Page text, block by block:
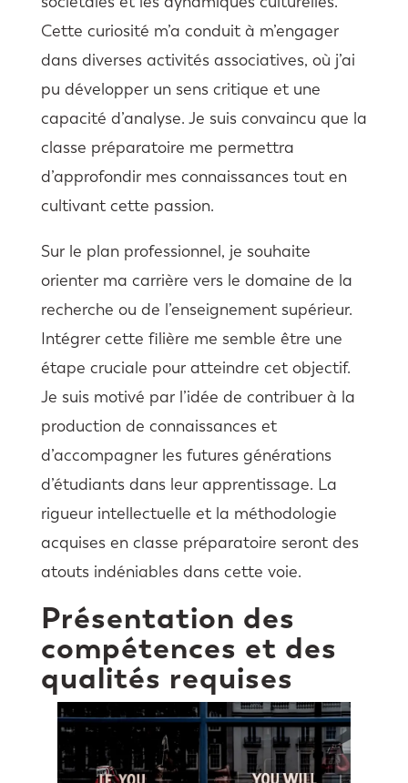
Cette curiosité m’a conduit à m’engager
dans diverses activités associatives, où j’ai
pu développer un sens critique et une
capacité d’analyse. Je suis convaincu que la
classe préparatoire me permettra
d’approfondir mes connaissances tout en
cultivant cette passion.
Sur le plan professionnel, je souhaite
orienter ma carrière vers le domaine de la
recherche ou de l’enseignement supérieur.
Intégrer cette filière me semble être une
étape cruciale pour atteindre cet objectif.
Je suis motivé par l’idée de contribuer à la
production de connaissances et
d’accompagner les futures générations
d’étudiants dans leur apprentissage. La
rigueur intellectuelle et la méthodologie
acquises en classe préparatoire seront des
atouts indéniables dans cette voie.
Présentation des
compétences et des
qualités requises